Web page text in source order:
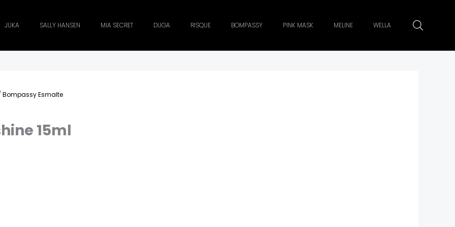
JUKA SALLY HANSEN MIA SECRET DUGA RISQUE BOMPASSY PINK MASK MELINE WELLA
Bompassy Esmalte
15ml